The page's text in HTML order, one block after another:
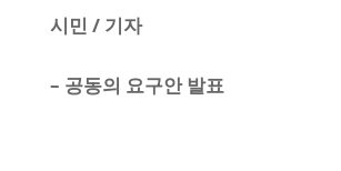
시민 / 기자
– 공동의 요구안 발표